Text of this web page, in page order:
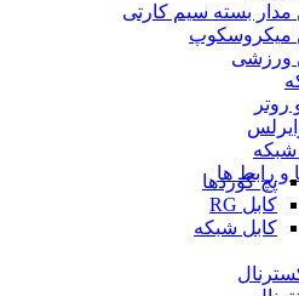
مدار بسته سیم کارتی
میکروسکوپ
ورزشی
شبکه
و رابط ها
پچ کوردها
کابل RG
کابل شبکه